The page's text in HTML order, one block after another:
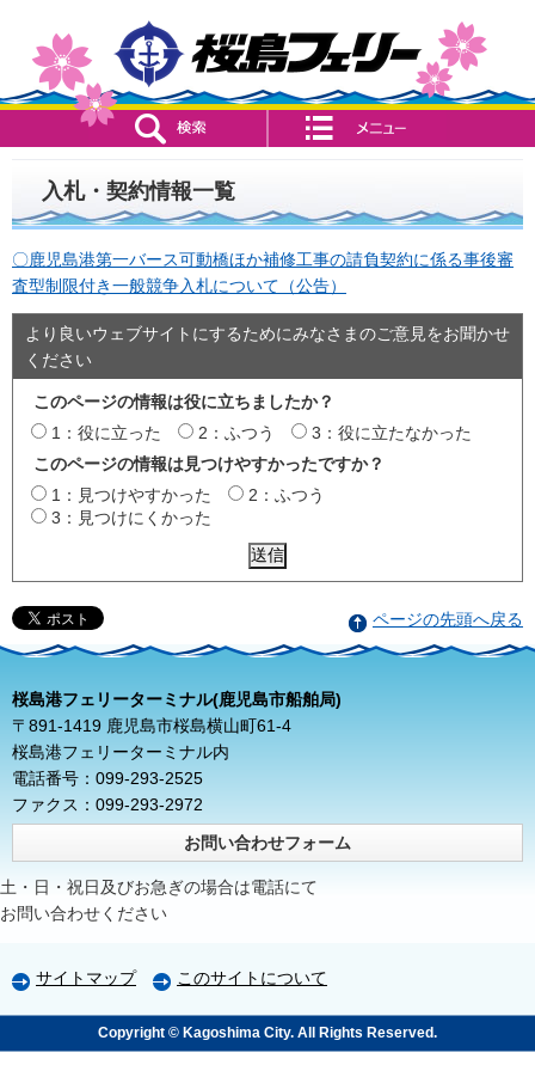
検索・共通メニュー コンテンツメニュー
入札・契約情報一覧
〇鹿児島港第一バース可動橋ほか補修工事の請負契約に係る事後審
査型制限付き一般競争入札について（公告）
より良いウェブサイトにするためにみなさまのご意見をお聞かせ
ください
このページの情報は役に立ちましたか？
1：役に立った
2：ふつう
3：役に立たなかった
このページの情報は見つけやすかったですか？
1：見つけやすかった
2：ふつう
3：見つけにくかった
ページの先頭へ戻る
桜島港フェリーターミナル(鹿児島市船舶局)
〒891-1419 鹿児島市桜島横山町61-4
桜島港フェリーターミナル内
電話番号：099-293-2525
ファクス：099-293-2972
お問い合わせフォーム
土・日・祝日及びお急ぎの場合は電話にて
お問い合わせください
サイトマップ このサイトについて
Copyright © Kagoshima City. All Rights Reserved.